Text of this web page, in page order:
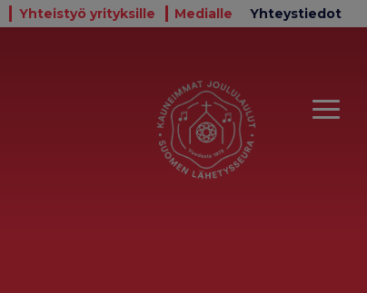
Yhteistyö yrityksille Medialle Yhteystiedot